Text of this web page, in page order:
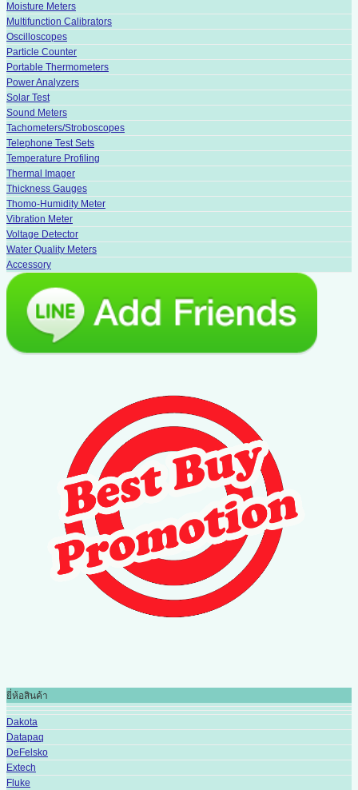
Moisture Meters
Multifunction Calibrators
Oscilloscopes
Particle Counter
Portable Thermometers
Power Analyzers
Solar Test
Sound Meters
Tachometers/Stroboscopes
Telephone Test Sets
Temperature Profiling
Thermal Imager
Thickness Gauges
Thomo-Humidity Meter
Vibration Meter
Voltage Detector
Water Quality Meters
Accessory
ยี่ห้อสินค้า
Dakota
Datapaq
DeFelsko
Extech
Fluke